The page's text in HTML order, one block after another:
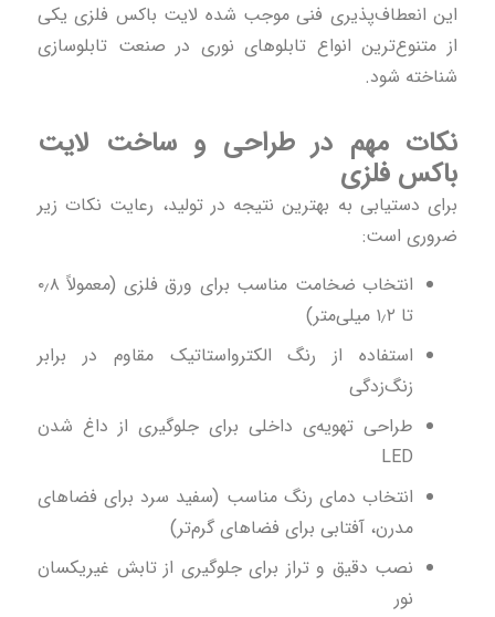
این انعطاف‌پذیری فنی موجب شده لایت باکس فلزی یکی
از متنوع‌ترین انواع تابلوهای نوری در صنعت تابلوسازی
شناخته شود.
نکات مهم در طراحی و ساخت لایت
باکس فلزی
برای دستیابی به بهترین نتیجه در تولید، رعایت نکات زیر
ضروری است:
انتخاب ضخامت مناسب برای ورق فلزی (معمولاً ۰٫۸
تا ۱٫۲ میلی‌متر)
استفاده از رنگ الکترواستاتیک مقاوم در برابر
زنگ‌زدگی
طراحی تهویه‌ی داخلی برای جلوگیری از داغ شدن
LED
انتخاب دمای رنگ مناسب (سفید سرد برای فضاهای
مدرن، آفتابی برای فضاهای گرم‌تر)
نصب دقیق و تراز برای جلوگیری از تابش غیریکسان
نور